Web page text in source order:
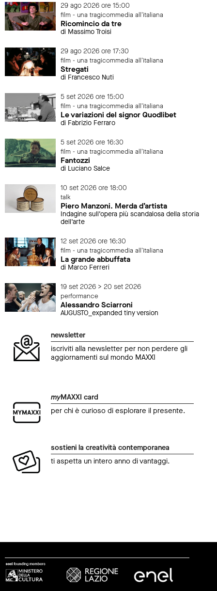
29 ago 2026 ore 15:00
film - una tragicommedia all'italiana
Ricomincio da tre
di Massimo Troisi
29 ago 2026 ore 17:30
film - una tragicommedia all'italiana
Stregati
di Francesco Nuti
5 set 2026 ore 15:00
film - una tragicommedia all'italiana
Le variazioni del signor Quodlibet
di Fabrizio Ferraro
5 set 2026 ore 16:30
film - una tragicommedia all'italiana
Fantozzi
di Luciano Salce
10 set 2026 ore 18:00
talk
Piero Manzoni. Merda d’artista
Indagine sull’opera più scandalosa della storia
dell’arte
12 set 2026 ore 16:30
film - una tragicommedia all'italiana
La grande abbuffata
di Marco Ferreri
19 set 2026 > 20 set 2026
performance
Alessandro Sciarroni
AUGUSTO_expanded tiny version
newsletter
iscriviti alla newsletter per non perdere gli
aggiornamenti sul mondo MAXXI
myMAXXI card
per chi è curioso di esplorare il presente.
sostieni la creatività contemporanea
ti aspetta un intero anno di vantaggi.